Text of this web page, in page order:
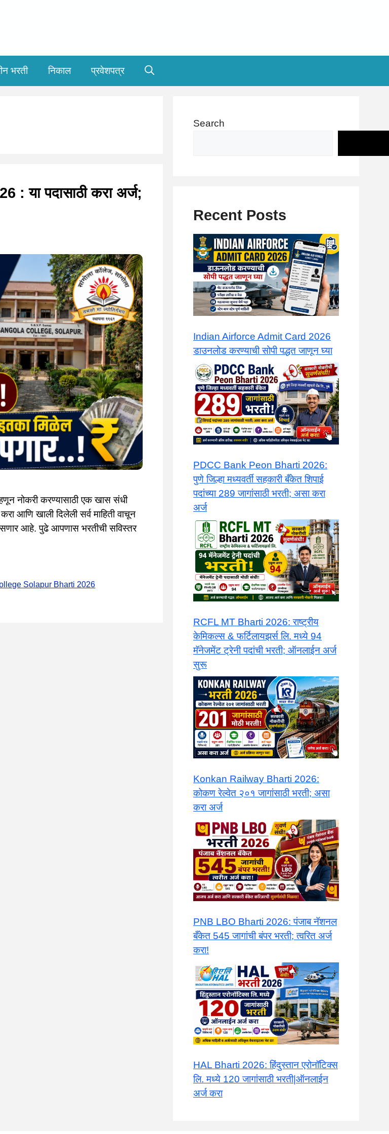
भरती निकाल प्रवेशपत्र
या पदासाठी करा अर्ज;
नोकरी करण्यासाठी एक खास संधी
आणि खाली दिलेली सर्व माहिती वाचून
आहे. पुढे आपणास भरतीची सविस्तर
Solapur Bharti 2026
Search
Recent Posts
Indian Airforce Admit Card 2026
डाउनलोड करण्याची सोपी पद्धत जाणून घ्या
PDCC Bank Peon Bharti 2026:
पुणे जिल्हा मध्यवर्ती सहकारी बँकेत शिपाई
पदांच्या 289 जागांसाठी भरती; असा करा
अर्ज
​RCFL MT Bharti 2026: राष्ट्रीय
केमिकल्स & फर्टिलायझर्स लि. मध्ये 94
मॅनेजमेंट ट्रेनी पदांची भरती; ऑनलाईन अर्ज
सुरू
Konkan Railway Bharti 2026:
कोकण रेल्वेत २०१ जागांसाठी भरती; असा
करा अर्ज
PNB LBO Bharti 2026: पंजाब नॅशनल
बँकेत 545 जागांची बंपर भरती; त्वरित अर्ज
करा!
HAL Bharti 2026: हिंदुस्तान एरोनॉटिक्स
लि. मध्ये 120 जागांसाठी भरती|ऑनलाईन
अर्ज करा